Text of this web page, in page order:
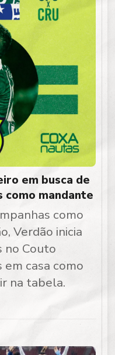
em busca de
como mandante
como
Verdão inicia
no Couto
casa como
na tabela.